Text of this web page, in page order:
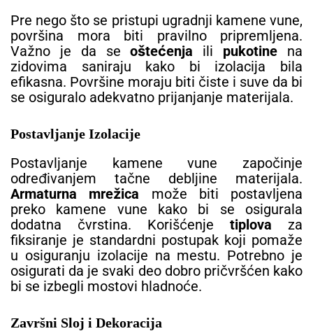
Pre nego što se pristupi ugradnji kamene vune,
površina mora biti pravilno pripremljena.
Važno je da seoštećenja ili pukotine na
zidovima saniraju kako bi izolacija bila
efikasna. Površine moraju biti čiste i suve da bi
se osiguralo adekvatno prijanjanje materijala.
Postavljanje Izolacije
Postavljanje kamene vune započinje
određivanjem tačne debljine materijala.
Armaturna mrežica može biti postavljena
preko kamene vune kako bi se osigurala
dodatna čvrstina. Korišćenje tiplova za
fiksiranje je standardni postupak koji pomaže
u osiguranju izolacije na mestu. Potrebno je
osigurati da je svaki deo dobro pričvršćen kako
bi se izbegli mostovi hladnoće.
Završni Sloj i Dekoracija